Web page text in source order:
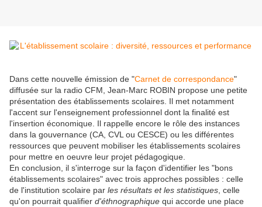
Dans cette nouvelle émission de "Carnet de correspondance"
diffusée sur la radio CFM, Jean-Marc ROBIN propose une petite
présentation des établissements scolaires. Il met notamment
l'accent sur l'enseignement professionnel dont la finalité est
l'insertion économique. Il rappelle encore le rôle des instances
dans la gouvernance (CA, CVL ou CESCE) ou les différentes
ressources que peuvent mobiliser les établissements scolaires
pour mettre en oeuvre leur projet pédagogique.
En conclusion, il s'interroge sur la façon d'identifier les "bons
établissements scolaires" avec trois approches possibles : celle
de l'institution scolaire par les résultats et les statistiques , celle
qu'on pourrait qualifier d'éthnographique qui accorde une place